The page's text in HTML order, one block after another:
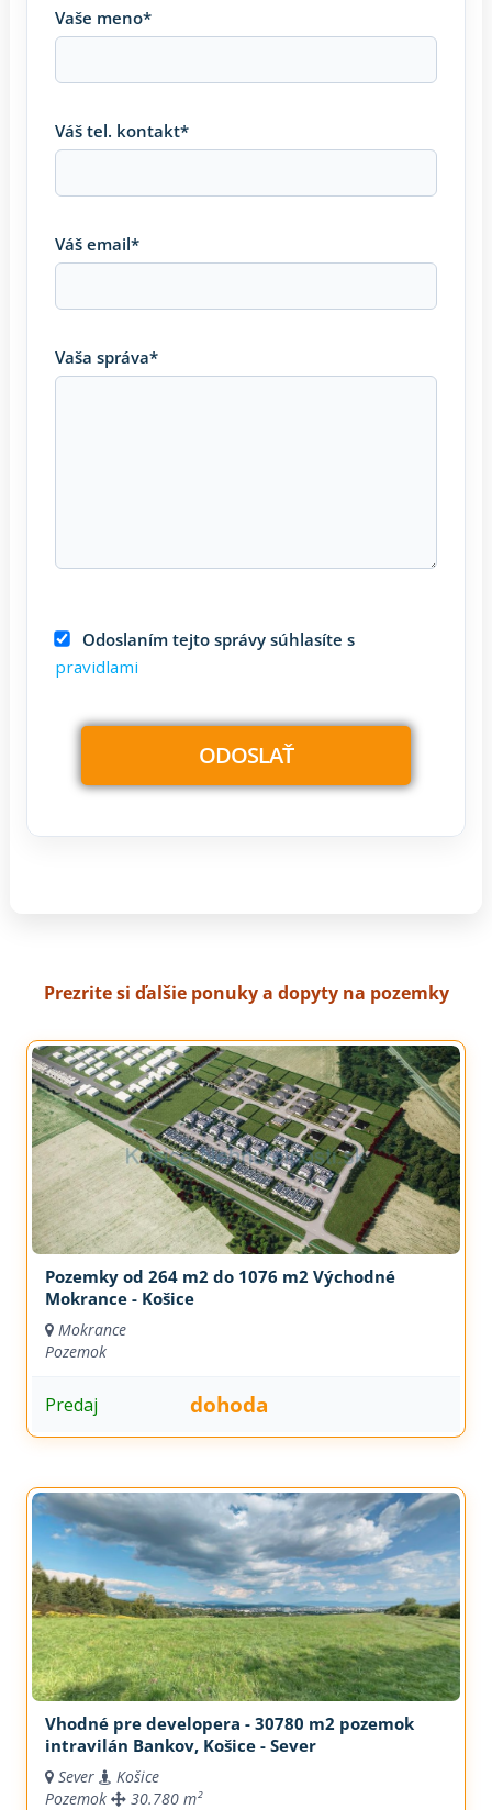
Vaše meno*
Váš tel. kontakt*
Váš email*
Vaša správa*
Odoslaním tejto správy súhlasíte s
pravidlami
Prezrite si ďalšie ponuky a dopyty na pozemky
Pozemky od 264 m2 do 1076 m2 Východné
Mokrance - Košice
Mokrance
Pozemok
Predaj dohoda
Vhodné pre developera - 30780 m2 pozemok
intravilán Bankov, Košice - Sever
Sever
Košice
Pozemok
30.780 m²